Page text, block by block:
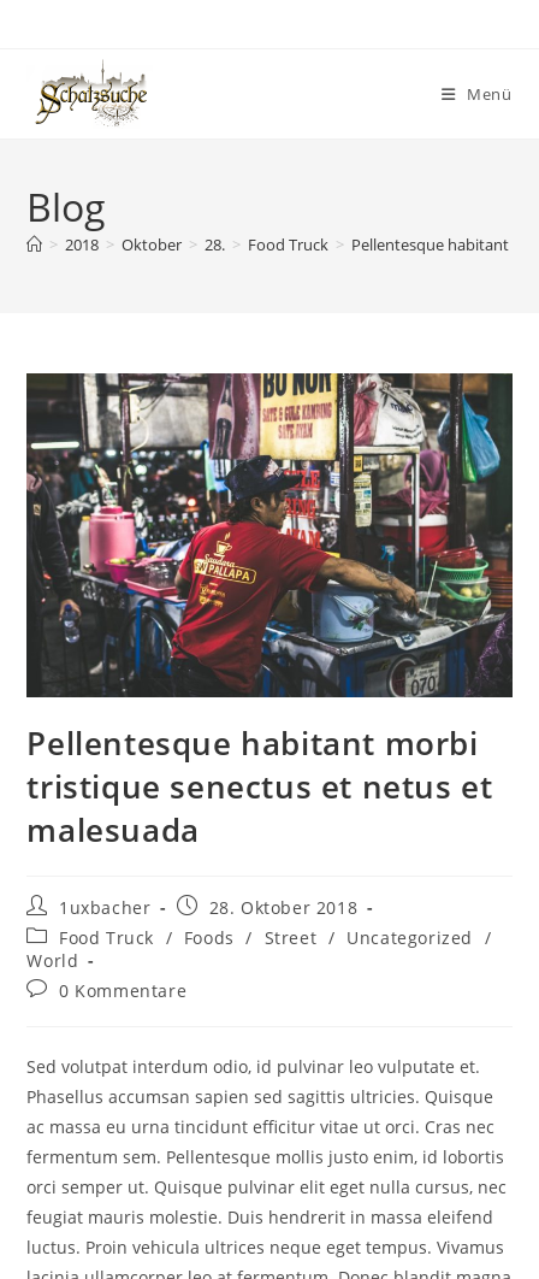
Menü
Blog
> 2018 > Oktober > 28. > Food Truck > Pellentesque habitant
Pellentesque habitant morbi
tristique senectus et netus et
malesuada
1uxbacher
28. Oktober 2018
Food Truck / Foods / Street / Uncategorized
/
World
0 Kommentare
Sed volutpat interdum odio, id pulvinar leo vulputate et.
Phasellus accumsan sapien sed sagittis ultricies. Quisque
ac massa eu urna tincidunt efficitur vitae ut orci. Cras nec
fermentum sem. Pellentesque mollis justo enim, id lobortis
orci semper ut. Quisque pulvinar elit eget nulla cursus, nec
feugiat mauris molestie. Duis hendrerit in massa eleifend
luctus. Proin vehicula ultrices neque eget tempus. Vivamus